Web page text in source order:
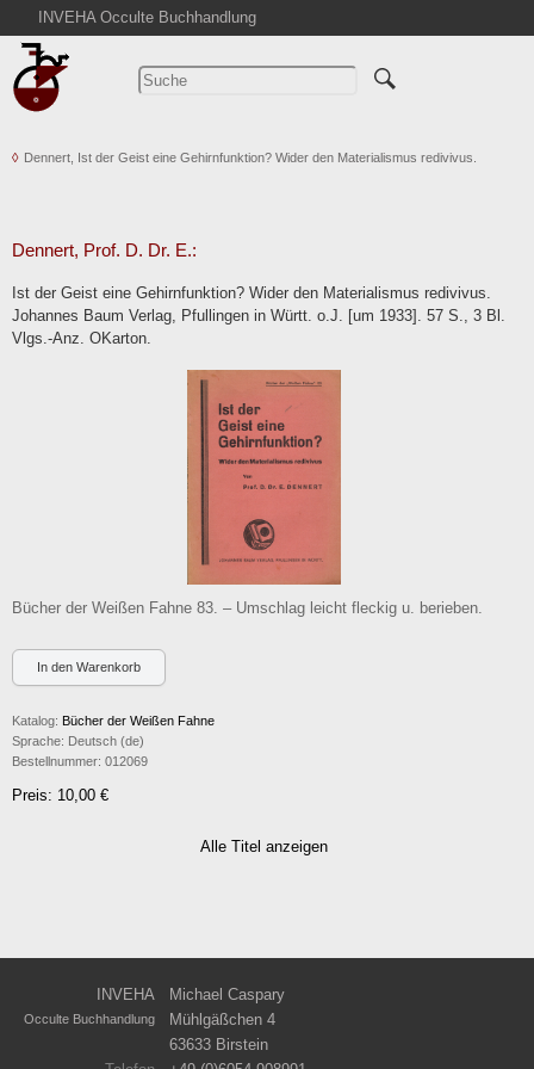
INVEHA Occulte Buchhandlung
Startseite
Detailsuche
Warenkorb
Kontakt
AGB
Dennert, Ist der Geist eine Gehirnfunktion? Wider den Materialismus redivivus.
Dennert, Prof. D. Dr. E.:
Ist der Geist eine Gehirnfunktion? Wider den Materialismus redivivus.
Johannes Baum Verlag, Pfullingen in Württ. o.J. [um 1933]. 57 S., 3 Bl.
Vlgs.-Anz. OKarton.
Bücher der Weißen Fahne 83. – Umschlag leicht fleckig u. berieben.
Katalog: Bücher der Weißen Fahne
Sprache: Deutsch (de)
Bestellnummer: 012069
Preis: 10,00 €
Alle Titel anzeigen
INVEHA Michael Caspary
Occulte Buchhandlung
Mühlgäßchen 4
63633 Birstein